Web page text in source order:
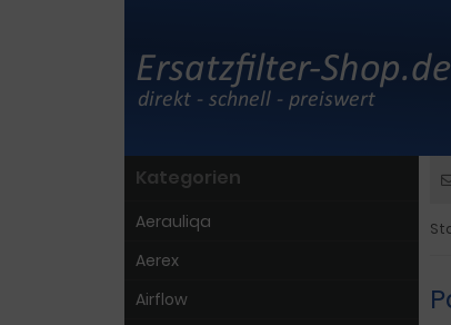
Kategorien
Aerauliqa
Aerex
Airflow